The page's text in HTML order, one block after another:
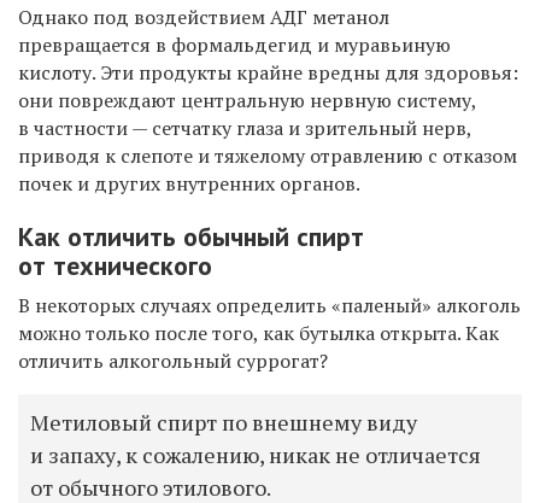
Однако под воздействием АДГ метанол
превращается в формальдегид и муравьиную
кислоту. Эти продукты крайне вредны для здоровья:
они повреждают центральную нервную систему,
в частности — сетчатку глаза и зрительный нерв,
приводя к слепоте и тяжелому отравлению с отказом
почек и других внутренних органов.
Как отличить обычный спирт
от технического
В некоторых случаях определить «паленый» алкоголь
можно только после того, как бутылка открыта. Как
отличить алкогольный суррогат?
Метиловый спирт по внешнему виду
и запаху, к сожалению, никак не отличается
от обычного этилового.